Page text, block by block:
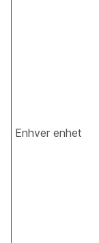
Enhver enhet